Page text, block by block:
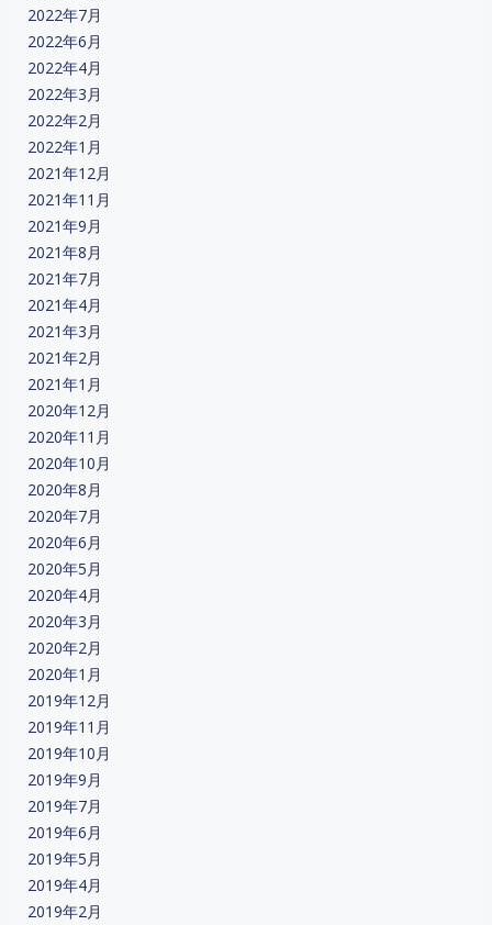
2022年7月
2022年6月
2022年4月
2022年3月
2022年2月
2022年1月
2021年12月
2021年11月
2021年9月
2021年8月
2021年7月
2021年4月
2021年3月
2021年2月
2021年1月
2020年12月
2020年11月
2020年10月
2020年8月
2020年7月
2020年6月
2020年5月
2020年4月
2020年3月
2020年2月
2020年1月
2019年12月
2019年11月
2019年10月
2019年9月
2019年7月
2019年6月
2019年5月
2019年4月
2019年2月